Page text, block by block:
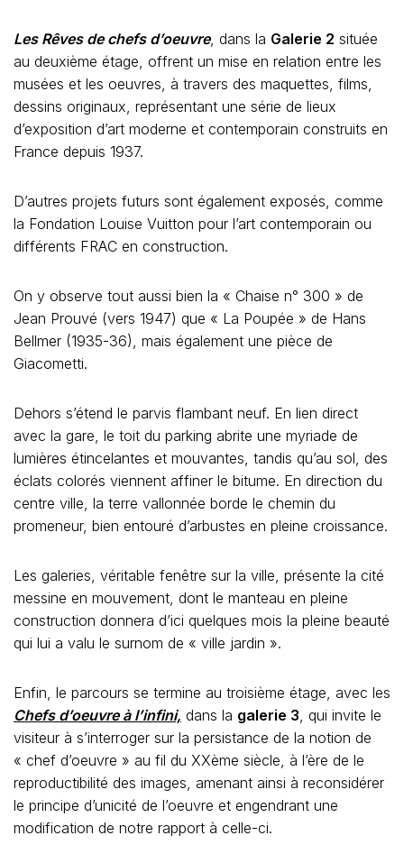
Les Rêves de chefs d’oeuvre, dans la Galerie 2 située
au deuxième étage, offrent un mise en relation entre les
musées et les oeuvres, à travers des maquettes, films,
dessins originaux, représentant une série de lieux
d’exposition d’art moderne et contemporain construits en
France depuis 1937.
D’autres projets futurs sont également exposés, comme
la Fondation Louise Vuitton pour l’art contemporain ou
différents FRAC en construction.
On y observe tout aussi bien la « Chaise n° 300 » de
Jean Prouvé (vers 1947) que « La Poupée » de Hans
Bellmer (1935-36), mais également une pièce de
Giacometti.
Dehors s’étend le parvis flambant neuf. En lien direct
avec la gare, le toit du parking abrite une myriade de
lumières étincelantes et mouvantes, tandis qu’au sol, des
éclats colorés viennent affiner le bitume. En direction du
centre ville, la terre vallonnée borde le chemin du
promeneur, bien entouré d’arbustes en pleine croissance.
Les galeries, véritable fenêtre sur la ville, présente la cité
messine en mouvement, dont le manteau en pleine
construction donnera d’ici quelques mois la pleine beauté
qui lui a valu le surnom de « ville jardin ».
Enfin, le parcours se termine au troisième étage, avec les
Chefs d’oeuvre à l’infini, dans la galerie 3, qui invite le
visiteur à s’interroger sur la persistance de la notion de
« chef d’oeuvre » au fil du XXème siècle, à l’ère de le
reproductibilité des images, amenant ainsi à reconsidérer
le principe d’unicité de l’oeuvre et engendrant une
modification de notre rapport à celle-ci.